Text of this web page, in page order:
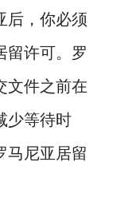
后，你必须
留许可。罗
文件之前在
少等待时
马尼亚居留